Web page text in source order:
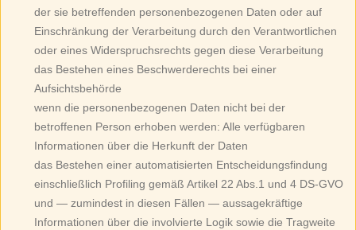
der sie betreffenden personenbezogenen Daten oder auf
Einschränkung der Verarbeitung durch den Verantwortlichen
oder eines Widerspruchsrechts gegen diese Verarbeitung
das Bestehen eines Beschwerderechts bei einer
Aufsichtsbehörde
wenn die personenbezogenen Daten nicht bei der
betroffenen Person erhoben werden: Alle verfügbaren
Informationen über die Herkunft der Daten
das Bestehen einer automatisierten Entscheidungsfindung
einschließlich Profiling gemäß Artikel 22 Abs.1 und 4 DS-GVO
und — zumindest in diesen Fällen — aussagekräftige
Informationen über die involvierte Logik sowie die Tragweite